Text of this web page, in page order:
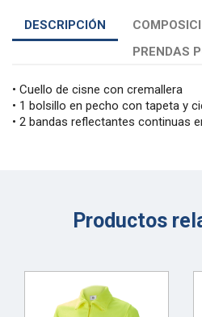
DESCRIPCIÓN
PRENDAS
• Cuello de cisne con cremallera
• 1 bolsillo en pecho con tapeta y
• 2 bandas reflectantes continuas
Productos